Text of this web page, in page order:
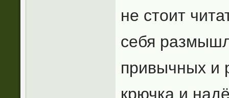
не стоит
себя
привычных и
крючка и